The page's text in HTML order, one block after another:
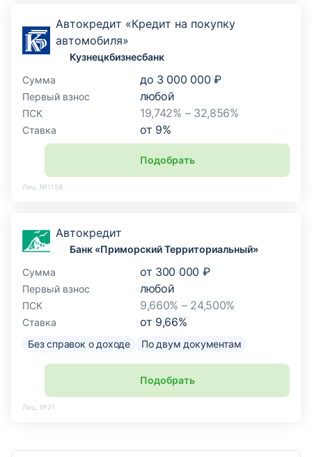
Автокредит «Кредит на покупку
автомобиля»
Кузнецкбизнесбанк
Сумма
до 3 000 000 ₽
Первый взнос любой
ПСК 19,742% – 32,856%
Ставка от 9%
Подобрать
Лиц. №1158
Автокредит
Банк «Приморский Территориальный»
Сумма
от 300 000 ₽
Первый взнос любой
ПСК 9,660% – 24,500%
Ставка от 9,66%
Без справок о доходе По двум документам
Подобрать
Лиц. №21